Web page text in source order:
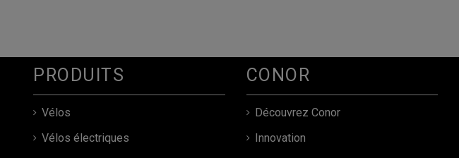
PRODUITS
Vélos
Vélos électriques
CONOR
Découvrez Conor
Innovation